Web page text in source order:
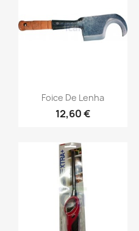
Foice De Lenha
12,60 €